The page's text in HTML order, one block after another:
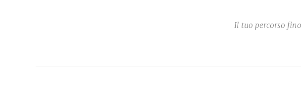
Il tuo percorso